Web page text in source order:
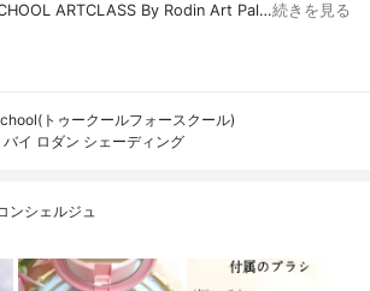
ARTCLASS By Rodin Art Pal…続きを見る
トゥークールフォースクール)
イ ロダン シェーディング
ンシェルジュ